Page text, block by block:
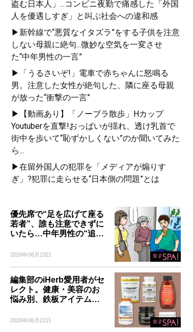
盗む日本人」...コンビニ夜勤で痛感した「外国
人を優遇しすぎ」と叫ぶ社会への違和感
▶新幹線で“悪質なイタズラ”をする子供を注意
しない母親に絶句...微妙な空気を一変させ
た“中年男性の一言”
▶「うるさいぞ!」電車で赤ちゃんに怒鳴る
男。注意した女性が絶句した、隣に座る母親
が放った“衝撃の一言”
▶【動画あり】「ノーブラ散歩」Hカップ
Youtuberを直撃!おっぱいが揺れ、透け乳首で
街中を歩いて“恥ずかしくない”のか聞いてみた
ら...
▶在留外国人の犯罪を「メディアが煽りす
ぎ」?犯罪に走らせる“日本側の問題”とは
優先席で“足を広げて座る
若者”、誰も注意できずに
いたら…中年男性の“追…
2026年06月23日
編集部のiHerb愛用者がセ
レクト。健康・美容のお
悩み別、鉄板アイテム…
2026年06月22日